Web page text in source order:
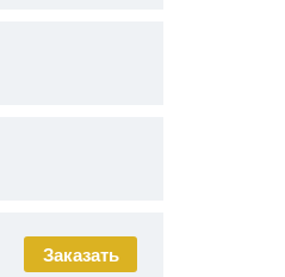
Заказать